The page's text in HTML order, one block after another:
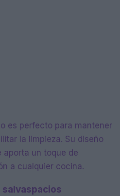
es perfecto para mantener
la limpieza. Su diseño
aporta un toque de
a cualquier cocina.
salvaspacios